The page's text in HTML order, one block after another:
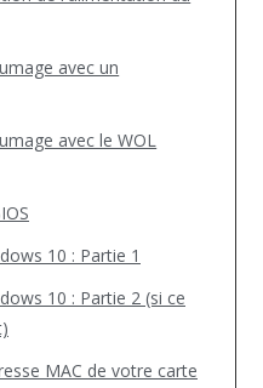
avec un
avec le WOL
10 : Partie 1
10 : Partie 2 (si ce
MAC de votre carte